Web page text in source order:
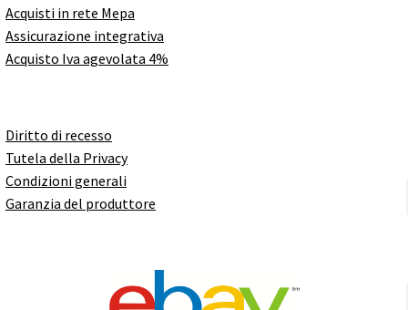
Acquisti in rete Mepa
Assicurazione integrativa
Acquisto Iva agevolata 4%
Diritto di recesso
Tutela della Privacy
Condizioni generali
Garanzia del produttore